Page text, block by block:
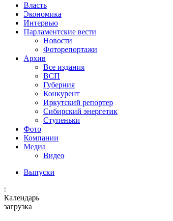
Власть
Экономика
Интервью
Парламентские вести
Новости
Фоторепортажи
Архив
Все издания
ВСП
Губерния
Конкурент
Иркутский репортер
Сибирский энергетик
Ступеньки
Фото
Компании
Медиа
Видео
Выпуски
:
Календарь
загрузка